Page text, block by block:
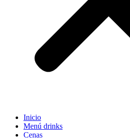
Inicio
Menú drinks
Cenas